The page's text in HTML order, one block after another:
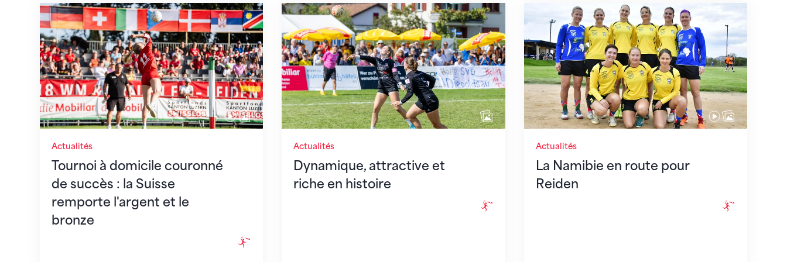
Actualités
Tournoi à domicile couronné
de succès : la Suisse
remporte l'argent et le
bronze
Tournoi à domicile couronné de succès : la Suisse remporte l'argent et le bronze
Actualités
Dynamique, attractive et
riche en histoire
Dynamique, attractive et riche en histoire
Actualités
La Namibie en route pour
Reiden
La Namibie en route pour Reiden